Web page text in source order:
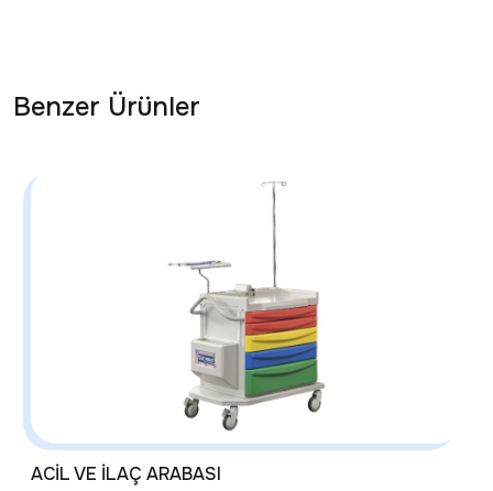
Benzer Ürünler
ACİL VE İLAÇ ARABASI